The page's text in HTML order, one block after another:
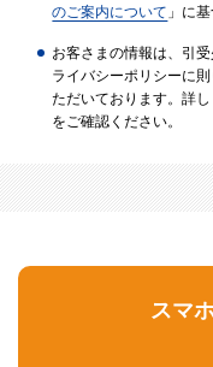
のご案内について 」に
お客さまの情報は、引
ライバシーポリシーに
ただいております。詳
をご確認ください。
スマ